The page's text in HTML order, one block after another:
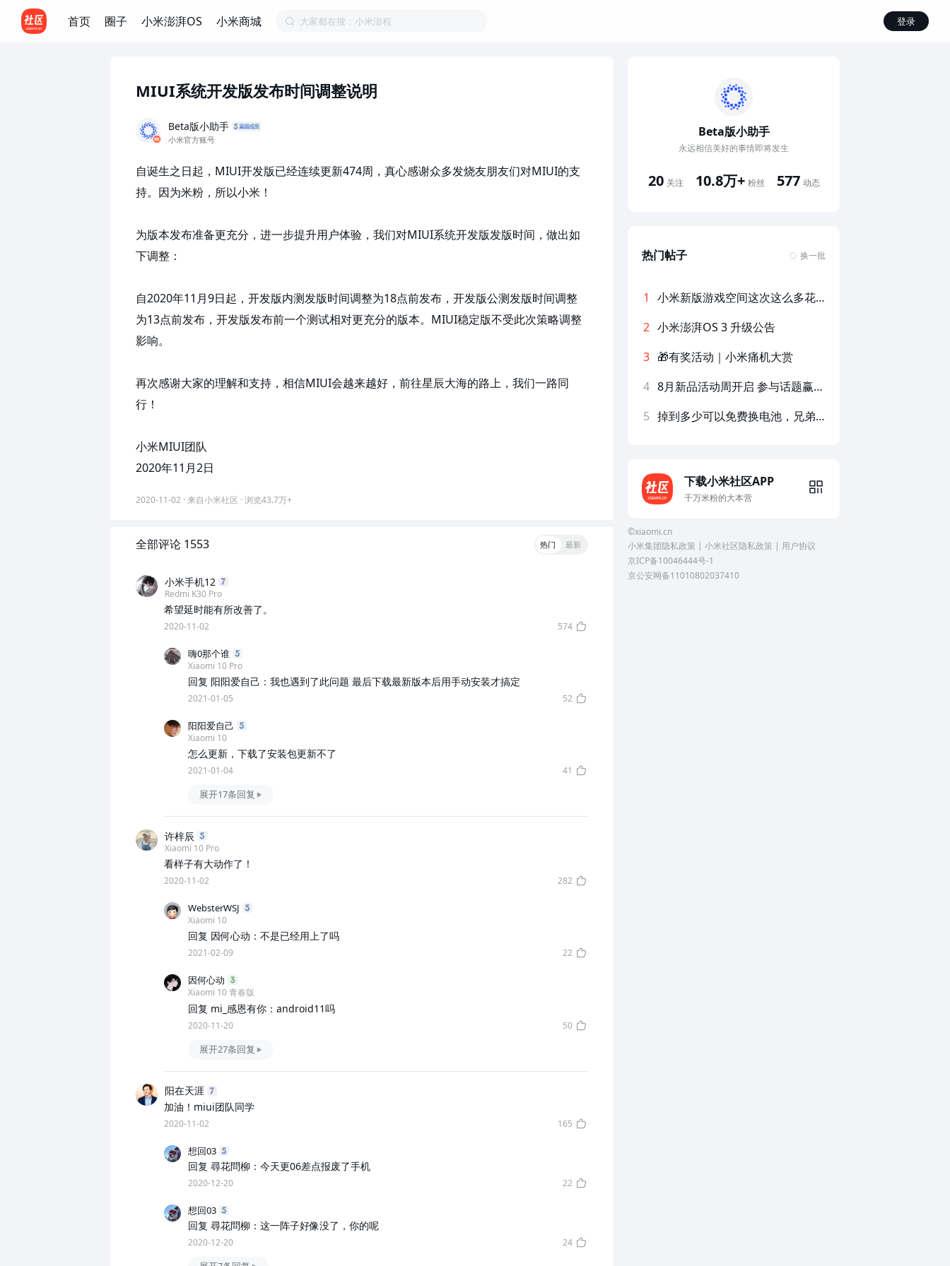
首页 圈子 小米澎湃OS 小米商城 大家都在搜：小米澎程 登录
MIUI系统开发版发布时间调整说明
Beta版小助手
小米官方账号
自诞生之日起，MIUI开发版已经连续更新474周，真心感谢众多发烧友朋友们对MIUI的支
持。因为米粉，所以小米！
为版本发布准备更充分，进一步提升用户体验，我们对MIUI系统开发版发版时间，做出如
下调整：
自2020年11月9日起，开发版内测发版时间调整为18点前发布，开发版公测发版时间调整
为13点前发布，开发版发布前一个测试相对更充分的版本。MIUI稳定版不受此次策略调整
影响。
再次感谢大家的理解和支持，相信MIUI会越来越好，前往星辰大海的路上，我们一路同
行！
小米MIUI团队
2020年11月2日
2020-11-02 · 来自小米社区 · 浏览43.7万+
全部评论 1553 热门 最新
小米手机12
Redmi K30 Pro
希望延时能有所改善了。
2020-11-02 574
嗨0那个谁
Xiaomi 10 Pro
回复 阳阳爱自己：我也遇到了此问题 最后下载最新版本后用手动安装才搞定
2021-01-05 52
阳阳爱自己
Xiaomi 10
怎么更新，下载了安装包更新不了
2021-01-04 41
展开17条回复
许梓辰
Xiaomi 10 Pro
看样子有大动作了！
2020-11-02 282
WebsterWSJ
Xiaomi 10
回复 因何心动：不是已经用上了吗
2021-02-09 22
因何心动
Xiaomi 10 青春版
回复 mi_感恩有你：android11吗
2020-11-20 50
展开27条回复
阳在天涯
加油！miui团队同学
2020-11-02 165
想回03
回复 尋花問柳：今天更06差点报废了手机
2020-12-20 22
想回03
回复 尋花問柳：这一阵子好像没了，你的呢
2020-12-20 24
Beta版小助手
永远相信美好的事情即将发生
20 关注 10.8万+ 粉丝 577 动态
热门帖子 换一批
1
小米新版游戏空间这次这么多花活？快来看看吧！
2 小米澎湃OS 3 升级公告
3 🎁有奖活动｜小米痛机大赏
4
8月新品活动周开启 参与话题赢好礼！
5
掉到多少可以免费换电池，兄弟们
下载小米社区APP
千万米粉的大本营
©xiaomi.cn
小米集团隐私政策 | 小米社区隐私政策 | 用户协议
京ICP备10046444号-1
京公安网备11010802037410